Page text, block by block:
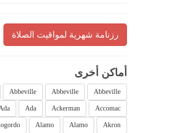
رزنامة شهرية لمواقيت الصلاة
أماكن أخرى
Abbeville
Abbeville
Abbeville
Accomac
Ackerman
Ada
Akron
Alamo
Alamo